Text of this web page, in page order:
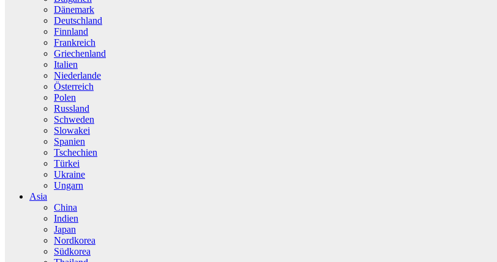
Dänemark
Deutschland
Finnland
Frankreich
Griechenland
Italien
Niederlande
Österreich
Polen
Russland
Schweden
Slowakei
Spanien
Tschechien
Türkei
Ukraine
Ungarn
Asia
China
Indien
Japan
Nordkorea
Südkorea